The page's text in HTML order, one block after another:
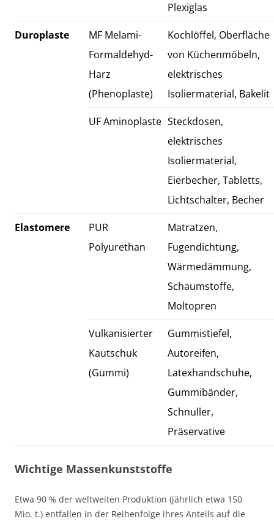
Plexiglas
Duroplaste
MF Melami-
Formaldehyd-
Harz
(Phenoplaste)
Kochlöffel, Oberfläche
von Küchenmöbeln,
elektrisches
Isoliermaterial, Bakelit
UF Aminoplaste Steckdosen,
elektrisches
Isoliermaterial,
Eierbecher, Tabletts,
Lichtschalter, Becher
Elastomere
PUR
Polyurethan
Matratzen,
Fugendichtung,
Wärmedämmung,
Schaumstoffe,
Moltopren
Vulkanisierter
Kautschuk
(Gummi)
Gummistiefel,
Autoreifen,
Latexhandschuhe,
Gummibänder,
Schnuller,
Präservative
Wichtige Massenkunststoffe
Etwa 90 % der weltweiten Produktion (jährlich etwa 150
Mio. t.) entfallen in der Reihenfolge ihres Anteils auf die